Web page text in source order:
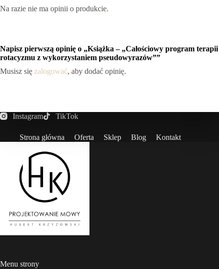
Na razie nie ma opinii o produkcie.
Napisz pierwszą opinię o „Książka – „Całościowy program terapii
rotacyzmu z wykorzystaniem pseudowyrazów””
Musisz się zalogować, aby dodać opinię.
Instagram TikTok
Strona główna Oferta Sklep Blog Kontakt
Menu strony